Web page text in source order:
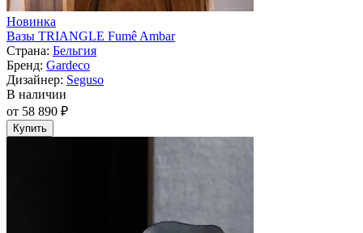
Новинка
Вазы TRIANGLE Fumê Ambar
Страна: Бельгия
Бренд: Gardeco
Дизайнер: Seguso
В наличии
от 58 890 ₽
Купить